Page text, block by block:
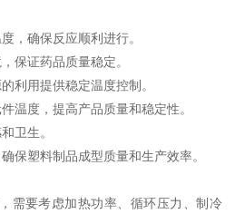
，确保反应顺利进行。
保证药品质量稳定。
利用提供稳定温度控制。
温度，提高产品质量和稳定性。
卫生。
保塑料制品成型质量和生产效率。
需要考虑加热功率、循环压力、制冷